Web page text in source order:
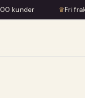
♛Fri frakt över 599 kr